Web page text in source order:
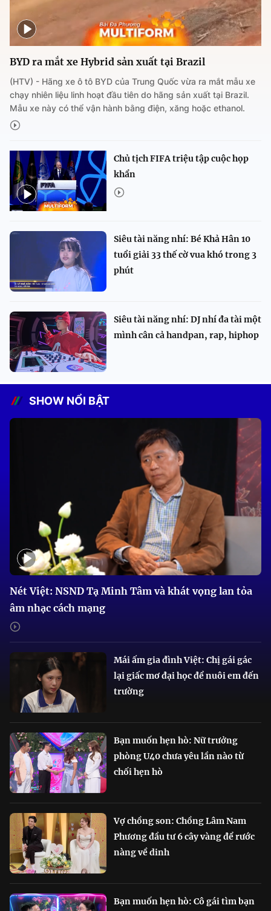
BYD ra mắt xe Hybrid sản xuất tại Brazil
(HTV) - Hãng xe ô tô BYD của Trung Quốc vừa ra mắt mẫu xe
chạy nhiên liệu linh hoạt đầu tiên do hãng sản xuất tại Brazil.
Mẫu xe này có thể vận hành bằng điện, xăng hoặc ethanol.
Chủ tịch FIFA triệu tập cuộc họp
khẩn
Siêu tài năng nhí: Bé Khả Hân 10
tuổi giải 33 thế cờ vua khó trong 3
phút
Siêu tài năng nhí: DJ nhí đa tài một
mình cân cả handpan, rap, hiphop
SHOW NỔI BẬT
Nét Việt: NSND Tạ Minh Tâm và khát vọng lan tỏa
âm nhạc cách mạng
Mái ấm gia đình Việt: Chị gái gác
lại giấc mơ đại học để nuôi em đến
trường
Bạn muốn hẹn hò: Nữ trưởng
phòng U40 chưa yêu lần nào từ
chối hẹn hò
Vợ chồng son: Chồng Lâm Nam
Phương đầu tư 6 cây vàng để rước
nàng về dinh
Bạn muốn hẹn hò: Cô gái tìm bạn